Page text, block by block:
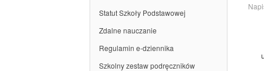
Statut Szkoły Podstawowej
Zdalne nauczanie
Regulamin e-dziennika
Szkolny zestaw podręczników